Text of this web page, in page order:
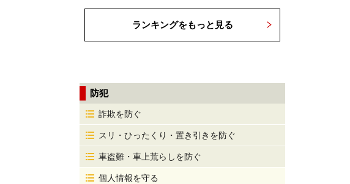
ランキングをもっと見る
防犯
詐欺を防ぐ
スリ・ひったくり・置き引きを防ぐ
車盗難・車上荒らしを防ぐ
個人情報を守る